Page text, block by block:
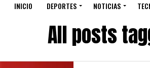
INICIO DEPORTES NOTICIAS
All posts